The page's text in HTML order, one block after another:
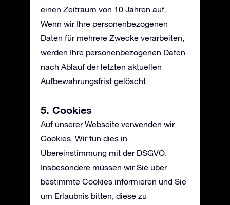
einen Zeitraum von 10 Jahren auf.
Wenn wir Ihre personenbezogenen
Daten für mehrere Zwecke verarbeiten,
werden Ihre personenbezogenen Daten
nach Ablauf der letzten aktuellen
Aufbewahrungsfrist gelöscht.
5. Cookies
Auf unserer Webseite verwenden wir
Cookies. Wir tun dies in
Übereinstimmung mit der DSGVO.
Insbesondere müssen wir Sie über
bestimmte Cookies informieren und Sie
um Erlaubnis bitten, diese zu